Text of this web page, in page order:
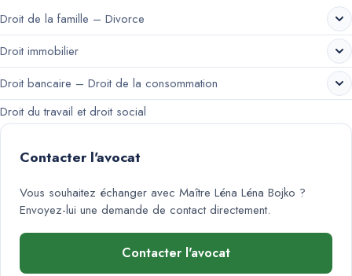
Droit de la famille – Divorce
Droit immobilier
Droit bancaire – Droit de la consommation
Droit du travail et droit social
Contacter l'avocat
Vous souhaitez échanger avec Maître Léna Léna Bojko ?
Envoyez-lui une demande de contact directement.
Contacter l'avocat